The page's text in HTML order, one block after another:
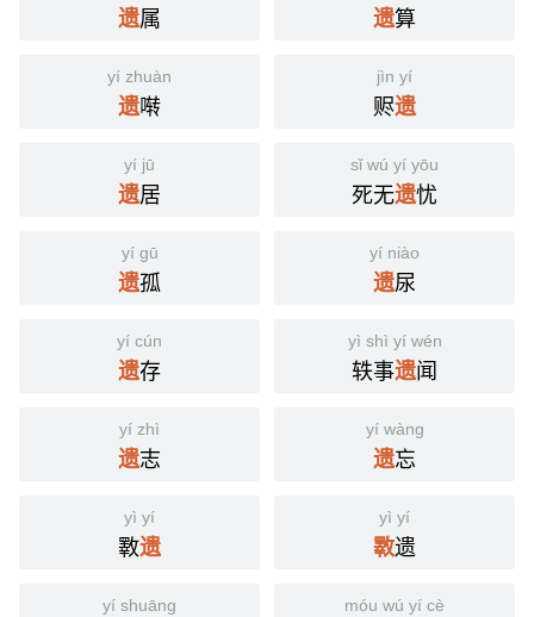
遗属 遗算
yí zhuàn
遗啭
jìn yí
赆遗
yí jū
遗居
sǐ wú yí yōu
死无遗忧
yí gū
遗孤
yí niào
遗尿
yí cún
遗存
yì shì yí wén
轶事遗闻
yí zhì
遗志
yí wàng
遗忘
yì yí
斁遗
yì yí
斁遗
yí shuāng móu wú yí cè